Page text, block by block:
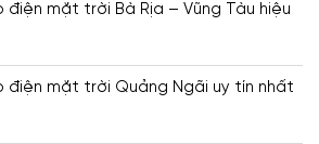
điện mặt trời Bà Rịa – Vũng Tàu hiệu
điện mặt trời Quảng Ngãi uy tín nhất